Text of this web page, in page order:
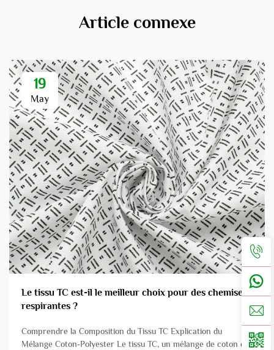
Article connexe
19
May
Le tissu TC est-il le meilleur choix pour des chemises
respirantes ?
Comprendre la Composition du Tissu TC Explication du
Mélange Coton-Polyester Le tissu TC, un mélange de coton et